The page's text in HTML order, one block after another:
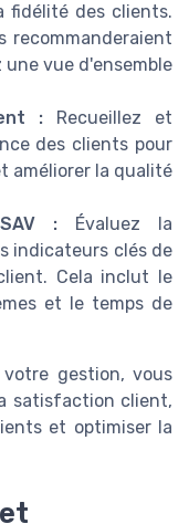
fidélité des clients.
recommanderaient
vue d'ensemble
: Recueillez et
des clients pour
améliorer la qualité
:Évaluez la
indicateurs clés de
Cela inclut le
et le temps de
gestion, vous
satisfaction client,
et optimiser la